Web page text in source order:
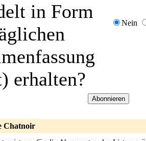
in Form
erhalten?
Nein
Chatnoir